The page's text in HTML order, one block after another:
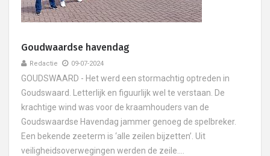
Goudwaardse havendag
Redactie 09-07-2024
GOUDSWAARD - Het werd een stormachtig optreden in
Goudswaard. Letterlijk en figuurlijk wel te verstaan. De
krachtige wind was voor de kraamhouders van de
Goudswaardse Havendag jammer genoeg de spelbreker.
Een bekende zeeterm is ‘alle zeilen bijzetten’. Uit
veiligheidsoverwegingen werden de zeile....